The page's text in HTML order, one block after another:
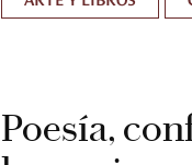
Poesía,